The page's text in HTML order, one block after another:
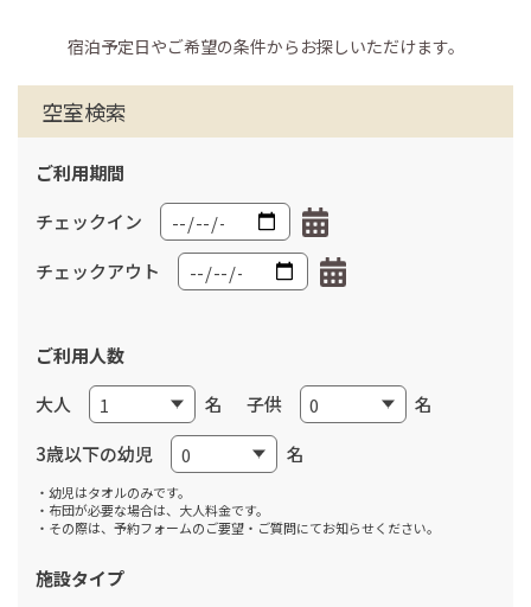
宿泊予定日やご希望の条件からお探しいただけます。
空室検索
ご利用期間
チェックイン
チェックアウト
ご利用人数
大人
名 子供
名
3歳以下の幼児
名
・幼児はタオルのみです。
・布団が必要な場合は、大人料金です。
・その際は、予約フォームのご要望・ご質問にてお知らせください。
施設タイプ